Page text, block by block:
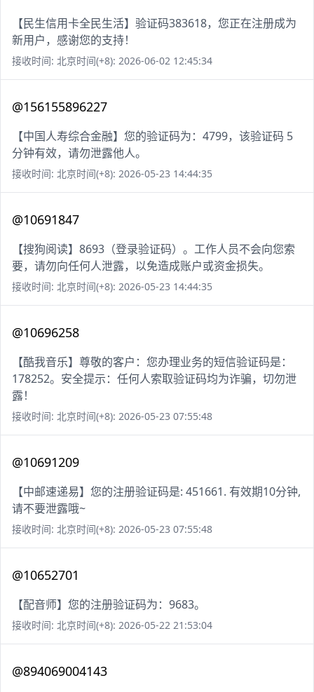
【民生信用卡全民生活】验证码383618，您正在注册成为
新用户，感谢您的支持！
接收时间: 北京时间(+8): 2026-06-02 12:45:34
@156155896227
【中国人寿综合金融】您的验证码为：4799，该验证码 5
分钟有效，请勿泄露他人。
接收时间: 北京时间(+8): 2026-05-23 14:44:35
@10691847
【搜狗阅读】8693（登录验证码）。工作人员不会向您索
要，请勿向任何人泄露，以免造成账户或资金损失。
接收时间: 北京时间(+8): 2026-05-23 14:44:35
@10696258
【酷我音乐】尊敬的客户：您办理业务的短信验证码是：
178252。安全提示：任何人索取验证码均为诈骗，切勿泄
露！
接收时间: 北京时间(+8): 2026-05-23 07:55:48
@10691209
【中邮速递易】您的注册验证码是: 451661. 有效期10分钟,
请不要泄露哦~
接收时间: 北京时间(+8): 2026-05-23 07:55:48
@10652701
【配音师】您的注册验证码为：9683。
接收时间: 北京时间(+8): 2026-05-22 21:53:04
@894069004143